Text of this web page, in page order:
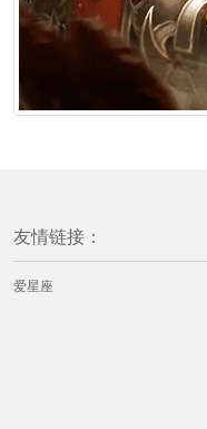
友情链接：
爱星座